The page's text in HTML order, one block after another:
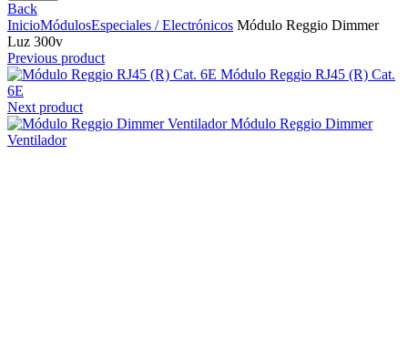
Back
InicioMódulosEspeciales / Electrónicos Módulo Reggio Dimmer
Luz 300v
Previous product
Módulo Reggio RJ45 (R) Cat.
6E
Next product
Módulo Reggio Dimmer
Ventilador